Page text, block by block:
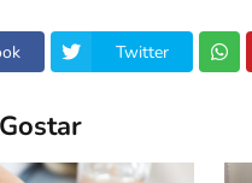
Twitter